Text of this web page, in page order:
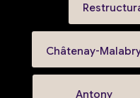
Châtenay-
Antony